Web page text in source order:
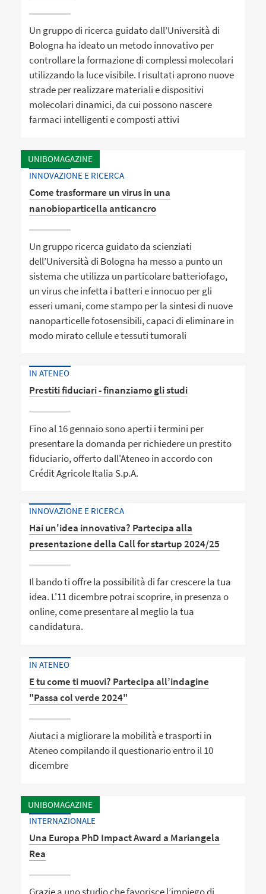
Un gruppo di ricerca guidato dall’Università di
Bologna ha ideato un metodo innovativo per
controllare la formazione di complessi molecolari
utilizzando la luce visibile. I risultati aprono nuove
strade per realizzare materiali e dispositivi
molecolari dinamici, da cui possono nascere
farmaci intelligenti e composti attivi
UNIBOMAGAZINE
INNOVAZIONE E RICERCA
Come trasformare un virus in una
nanobioparticella anticancro
Un gruppo ricerca guidato da scienziati
dell’Università di Bologna ha messo a punto un
sistema che utilizza un particolare batteriofago,
un virus che infetta i batteri e innocuo per gli
esseri umani, come stampo per la sintesi di nuove
nanoparticelle fotosensibili, capaci di eliminare in
modo mirato cellule e tessuti tumorali
IN ATENEO
Prestiti fiduciari - finanziamo gli studi
Fino al 16 gennaio sono aperti i termini per
presentare la domanda per richiedere un prestito
fiduciario, offerto dall'Ateneo in accordo con
Crédit Agricole Italia S.p.A.
INNOVAZIONE E RICERCA
Hai un'idea innovativa? Partecipa alla
presentazione della Call for startup 2024/25
Il bando ti offre la possibilità di far crescere la tua
idea. L'11 dicembre potrai scoprire, in presenza o
online, come presentare al meglio la tua
candidatura.
IN ATENEO
E tu come ti muovi? Partecipa all’indagine
"Passa col verde 2024"
Aiutaci a migliorare la mobilità e trasporti in
Ateneo compilando il questionario entro il 10
dicembre
UNIBOMAGAZINE
INTERNAZIONALE
Una Europa PhD Impact Award a Mariangela
Rea